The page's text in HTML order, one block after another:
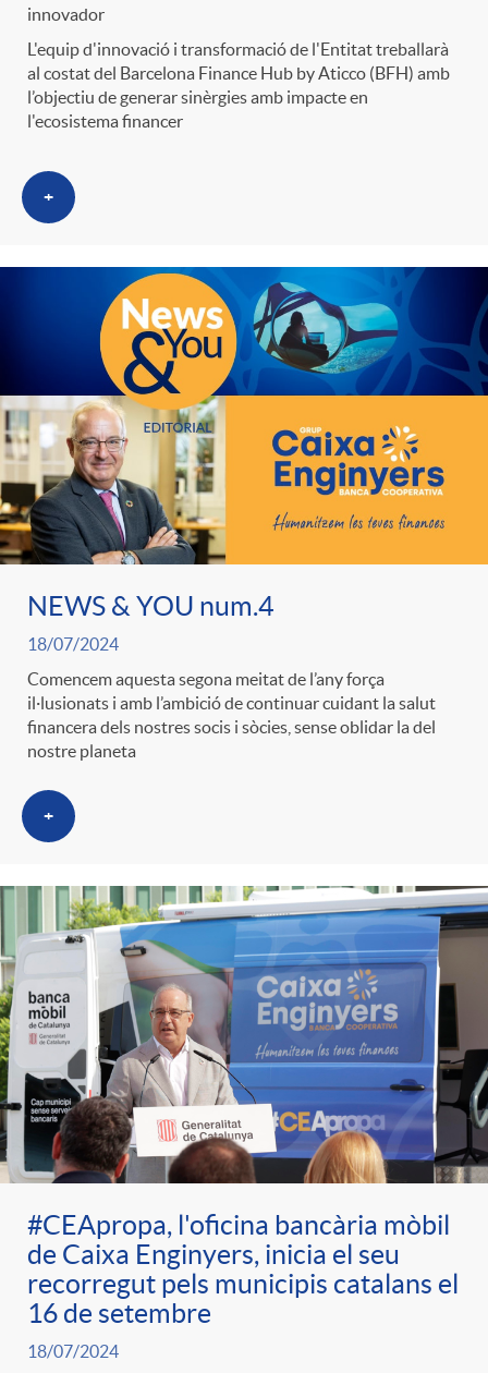
innovador
L'equip d'innovació i transformació de l'Entitat treballarà
al costat del Barcelona Finance Hub by Aticco (BFH) amb
l’objectiu de generar sinèrgies amb impacte en
l'ecosistema financer
+
NEWS & YOU num.4
18/07/2024
Comencem aquesta segona meitat de l’any força
il·lusionats i amb l’ambició de continuar cuidant la salut
financera dels nostres socis i sòcies, sense oblidar la del
nostre planeta
+
#CEApropa, l'oficina bancària mòbil
de Caixa Enginyers, inicia el seu
recorregut pels municipis catalans el
16 de setembre
18/07/2024